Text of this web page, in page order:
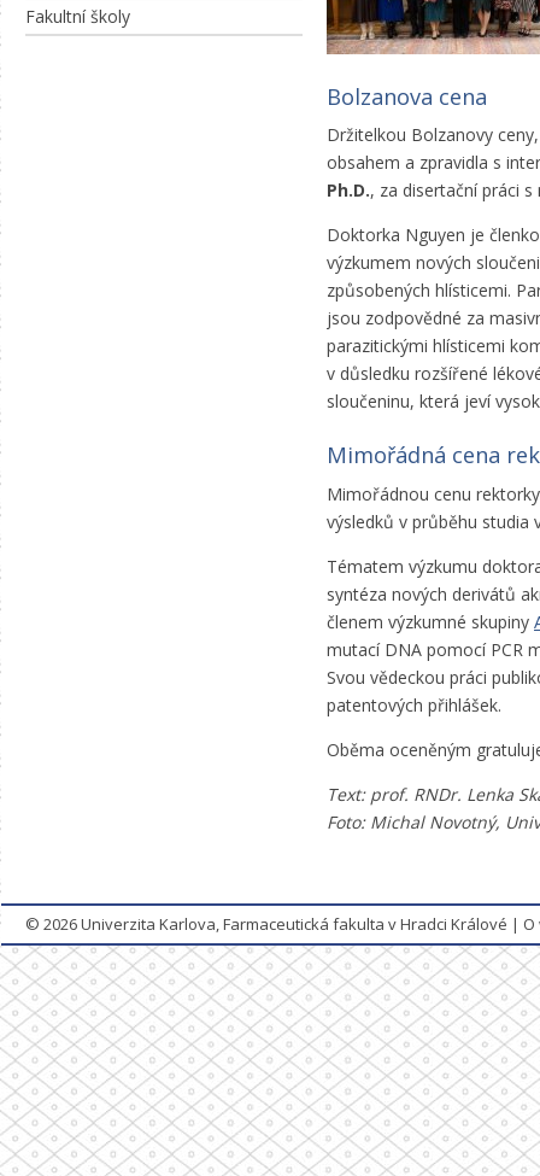
Fakultní školy
Bolzanova cena
Držitelkou Bolzanovy
obsahem a zpravidla s
Ph.D., za disertační práci s
Doktorka Nguyen je
výzkumem nových
způsobených hlísticemi.
jsou zodpovědné za
parazitickými hlísticemi
v důsledku rozšířené
sloučeninu, která jeví
Mimořádná cena
Mimořádnou cenu
výsledků v průběhu studia
Tématem výzkumu
syntéza nových derivátů
členem výzkumné skupiny
mutací DNA pomocí PCR
Svou vědeckou práci
patentových přihlášek.
Oběma oceněným
Text: prof. RNDr. Lenka
Foto: Michal Novotný,
© 2026Univerzita Karlova, Farmaceutická fakulta v Hradci Králové |